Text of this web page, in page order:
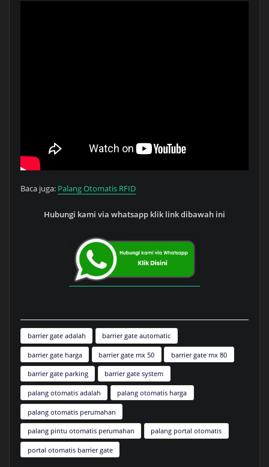
Baca juga: Palang Otomatis RFID
Hubungi kami via whatsapp klik link dibawah ini
barrier gate adalah barrier gate automatic
barrier gate harga barrier gate mx 50 barrier gate mx 80
barrier gate parking barrier gate system
palang otomatis adalah palang otomatis harga
palang otomatis perumahan
palang pintu otomatis perumahan palang portal otomatis
portal otomatis barrier gate